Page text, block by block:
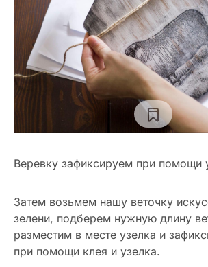
Веревку зафиксируем при помощи
Затем возьмем нашу веточку
зелени, подберем нужную длину
разместим в месте узелка и
при помощи клея и узелка.